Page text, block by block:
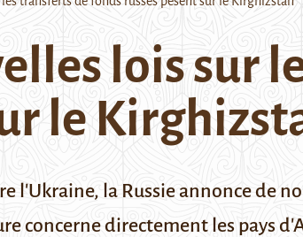
lois sur
le
l'Ukraine, la Russie annonce de
concerne directement les pays